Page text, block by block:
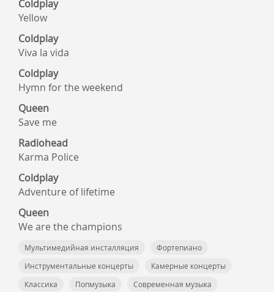
Coldplay
Yellow
Coldplay
Viva la vida
Coldplay
Hymn for the weekend
Queen
Save me
Radiohead
Karma Police
Coldplay
Adventure of lifetime
Queen
We are the champions
Мультимедийная инсталляция
Фортепиано
Инструментальные концерты
Камерные концерты
Классика
Попмузыка Современная музыка